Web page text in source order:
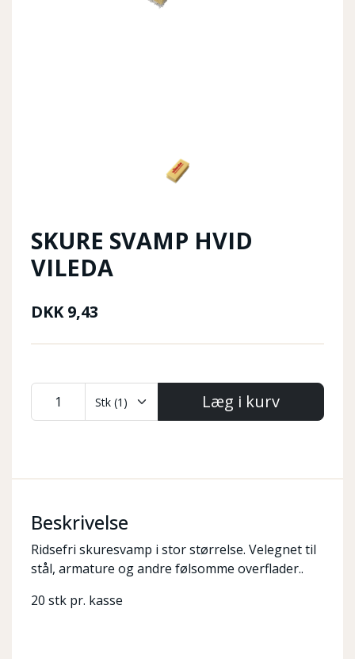
SKURE SVAMP HVID
VILEDA
DKK9,43
Læg i kurv
Beskrivelse
Ridsefri skuresvamp i stor størrelse. Velegnet til
stål, armature og andre følsomme overflader..
20 stk pr. kasse